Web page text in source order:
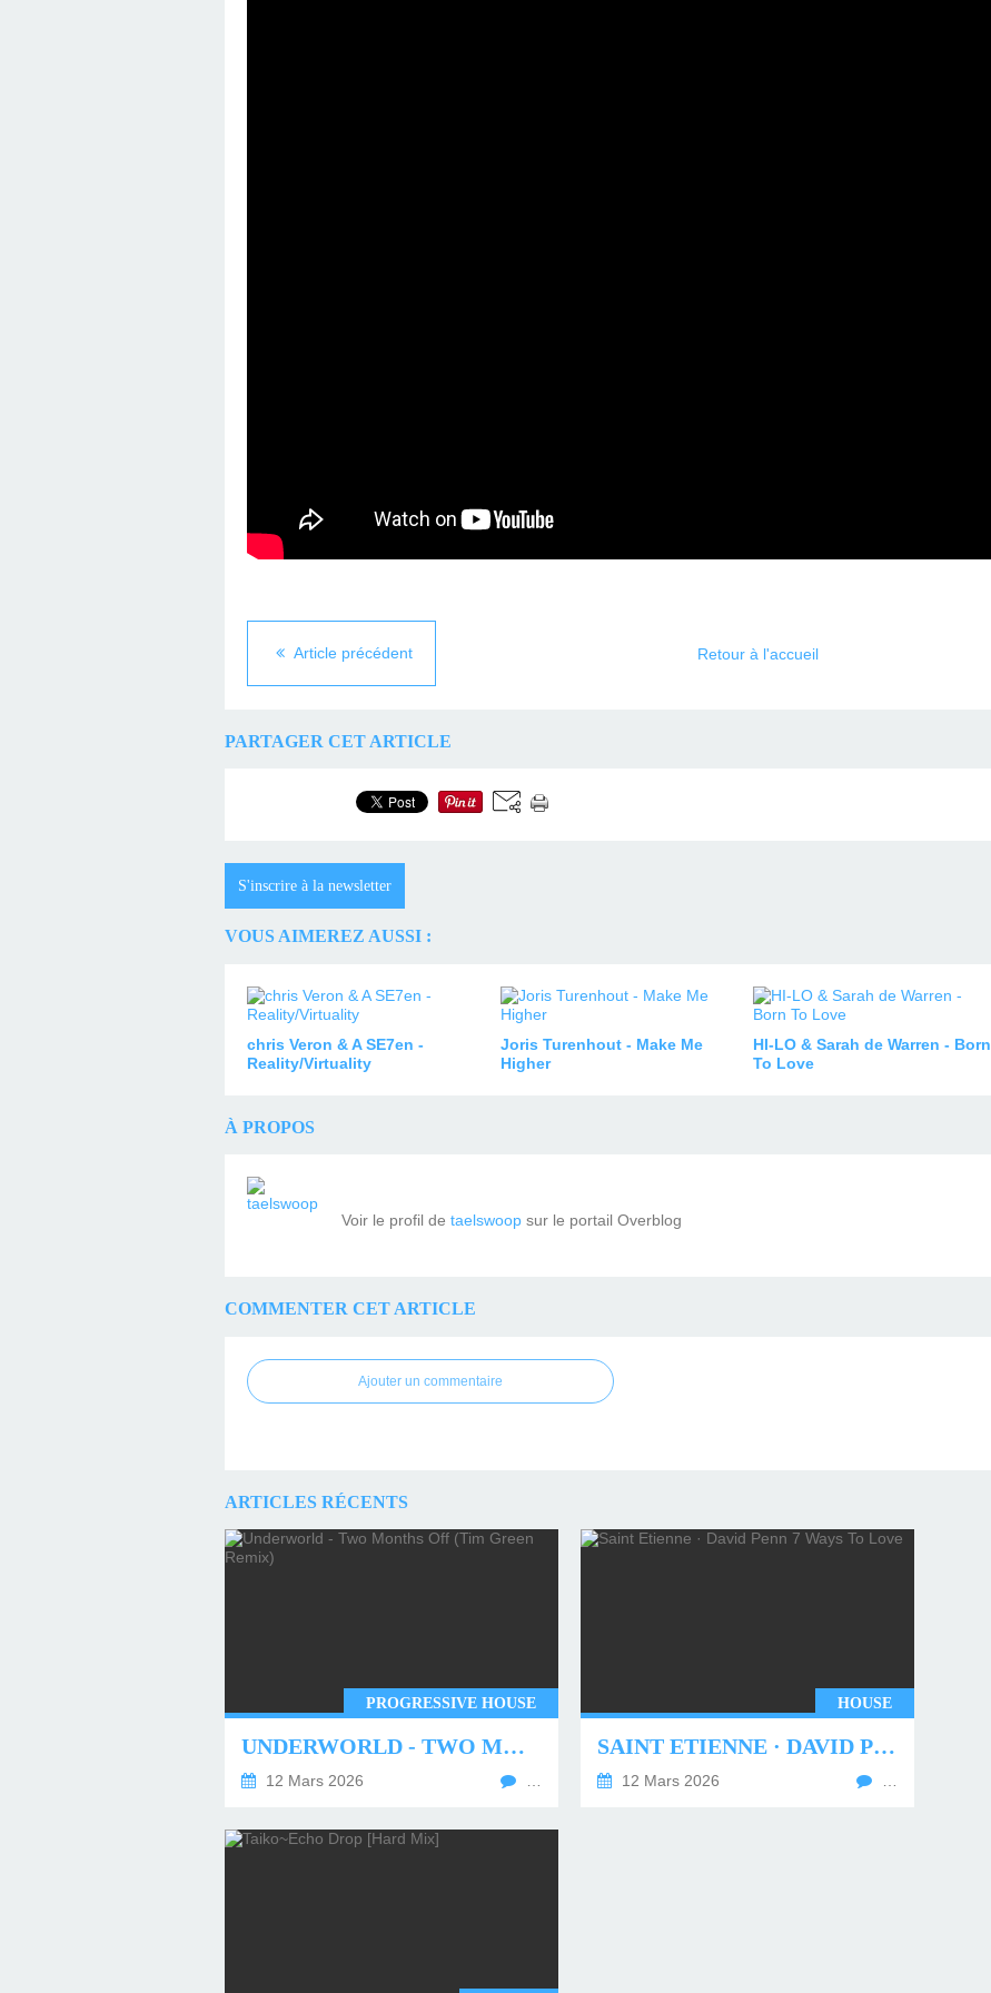
Article précédent Retour à l'accueil
PARTAGER CET ARTICLE
S'inscrire à la newsletter
VOUS AIMEREZ AUSSI :
chris Veron & A SE7en -
Reality/Virtuality
Joris Turenhout - Make Me
Higher
HI-LO & Sarah de Warren - Born
To Love
À PROPOS
Voir le profil de taelswoop sur le portail Overblog
COMMENTER CET ARTICLE
Ajouter un commentaire
ARTICLES RÉCENTS
PROGRESSIVE HOUSE
UNDERWORLD - TWO MONTHS OFF (TIM GREEN REMIX)
12 Mars 2026
HOUSE
SAINT ETIENNE · DAVID PENN 7 WAYS TO LOVE
12 Mars 2026